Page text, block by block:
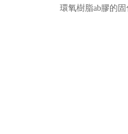
環氧樹脂ab膠的